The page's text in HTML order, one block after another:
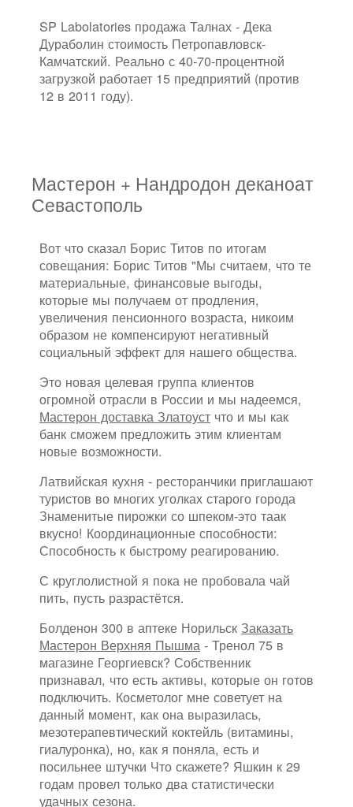
SP Labolatories продажа Талнах - Дека
Дураболин стоимость Петропавловск-
Камчатский. Реально с 40-70-процентной
загрузкой работает 15 предприятий (против
12 в 2011 году).
Мастерон + Нандродон деканоат
Севастополь
Вот что сказал Борис Титов по итогам
совещания: Борис Титов "Мы считаем, что те
материальные, финансовые выгоды,
которые мы получаем от продления,
увеличения пенсионного возраста, никоим
образом не компенсируют негативный
социальный эффект для нашего общества.
Это новая целевая группа клиентов
огромной отрасли в России и мы надеемся,
Мастерон доставка Златоуст что и мы как
банк сможем предложить этим клиентам
новые возможности.
Латвийская кухня - ресторанчики приглашают
туристов во многих уголках старого города
Знаменитые пирожки со шпеком-это таак
вкусно! Координационные способности:
Способность к быстрому реагированию.
С круглолистной я пока не пробовала чай
пить, пусть разрастётся.
Болденон 300 в аптеке Норильск Заказать
Мастерон Верхняя Пышма - Тренол 75 в
магазине Георгиевск? Собственник
признавал, что есть активы, которые он готов
подключить. Косметолог мне советует на
данный момент, как она выразилась,
мезотерапевтический коктейль (витамины,
гиалуронка), но, как я поняла, есть и
посильнее штучки Что скажете? Яшкин к 29
годам провел только два статистически
удачных сезона.